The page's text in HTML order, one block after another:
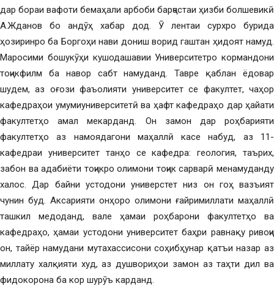
дар бораи вафоти бемаҳали арбоби барҷастаи ҳизби болшевикӣ
А.Жданов бо андӯҳ хабар дод. Ӯ лентаи сурхро бурида
ҳозиринро ба Боргоҳи нави дониш ворид гаштан ҳидоят намуд.
Маросими бошукӯҳи кушодашавии Университетро кормандони
тоҷикфилм ба навор сабт намуданд. Тавре қаблан ёдовар
шудем, аз оғози фаъолияти университет се факултет, чаҳор
кафедраҳои умумиуниверситетӣ ва ҳафт кафедраҳо дар ҳайати
факултетҳо амал мекарданд. Он замон дар роҳбарияти
факултетҳо аз намоядагони маҳаллӣ касе набуд, аз 11-
кафедраи университет танҳо се кафедра: геология, таърих,
забон ва адабиёти тоҷикро олимони тоҷик сарварӣ менамуданду
халос. Дар байни устодони универстет низ он гоҳ вазъият
чунин буд. Аксарияти онҳоро олимони ғайримиллати маҳаллӣ
ташкил медоданд, вале ҳамаи роҳбарони факултетҳо ва
кафедраҳо, ҳамаи устодони университет баҳри равнақу ривоҷи
он, тайёр намудани мутахассисони соҳибҳунар қатъи назар аз
миллату халқияти худ, аз душвориҳои замон аз таҳти дил ва
фидокорона ба кор шурӯъ карданд.